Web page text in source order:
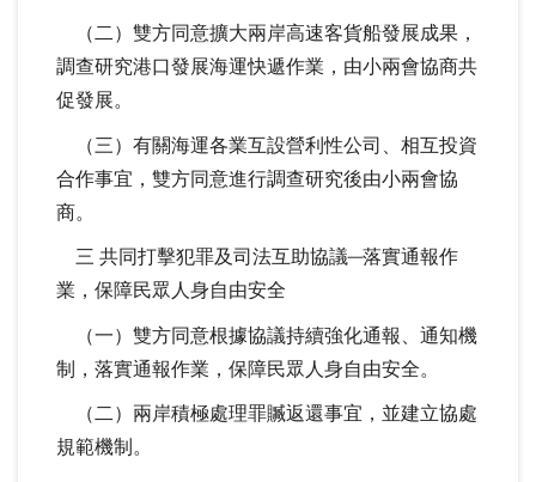
（二）雙方同意擴大兩岸高速客貨船發展成果，
調查研究港口發展海運快遞作業，由小兩會協商共
促發展。
（三）有關海運各業互設營利性公司、相互投資
合作事宜，雙方同意進行調查研究後由小兩會協
商。
三 共同打擊犯罪及司法互助協議─落實通報作
業，保障民眾人身自由安全
（一）雙方同意根據協議持續強化通報、通知機
制，落實通報作業，保障民眾人身自由安全。
（二）兩岸積極處理罪贓返還事宜，並建立協處
規範機制。